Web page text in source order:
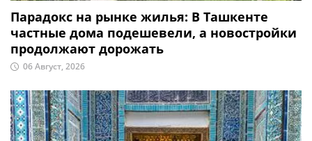
Парадокс на рынке жилья: В Ташкенте
частные дома подешевели, а новостройки
продолжают дорожать
06 Август, 2026